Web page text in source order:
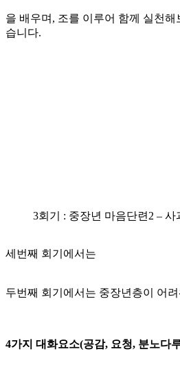
을 배우며, 조를 이루어 함께 실천
습니다.
3회기 : 중장년 마음단련2 – 사
세번째 회기에서는
두번째 회기에서는 중장년층이 어
4가지 대화요소(공감, 요청, 분노다